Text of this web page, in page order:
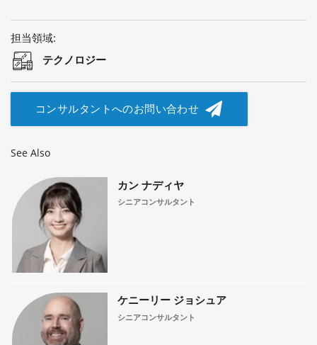
担当領域:
テクノロジー
コンサルタントへのお問い合わせ
See Also
カン ナディヤ
シニアコンサルタント
ケニーリー ジョシュア
シニアコンサルタント